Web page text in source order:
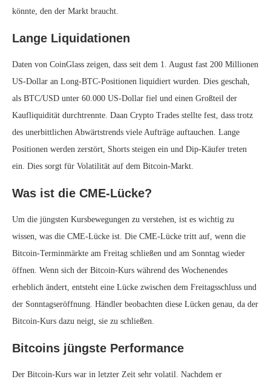
könnte, den der Markt braucht.
Lange Liquidationen
Daten von CoinGlass zeigen, dass seit dem 1. August fast 200 Millionen
US-Dollar an Long-BTC-Positionen liquidiert wurden. Dies geschah,
als BTC/USD unter 60.000 US-Dollar fiel und einen Großteil der
Kaufliquidität durchtrennte. Daan Crypto Trades stellte fest, dass trotz
des unerbittlichen Abwärtstrends viele Aufträge auftauchen. Lange
Positionen werden zerstört, Shorts steigen ein und Dip-Käufer treten
ein. Dies sorgt für Volatilität auf dem Bitcoin-Markt.
Was ist die CME-Lücke?
Um die jüngsten Kursbewegungen zu verstehen, ist es wichtig zu
wissen, was die CME-Lücke ist. Die CME-Lücke tritt auf, wenn die
Bitcoin-Terminmärkte am Freitag schließen und am Sonntag wieder
öffnen. Wenn sich der Bitcoin-Kurs während des Wochenendes
erheblich ändert, entsteht eine Lücke zwischen dem Freitagsschluss und
der Sonntagseröffnung. Händler beobachten diese Lücken genau, da der
Bitcoin-Kurs dazu neigt, sie zu schließen.
Bitcoins jüngste Performance
Der Bitcoin-Kurs war in letzter Zeit sehr volatil. Nachdem er